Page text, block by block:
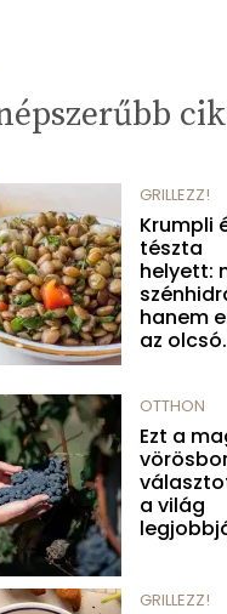
GRILLEZZ!
Krumpli
tészta
helyett:
hanem
az
OTTHON
Ezt a
a világ
GRILLEZZ!